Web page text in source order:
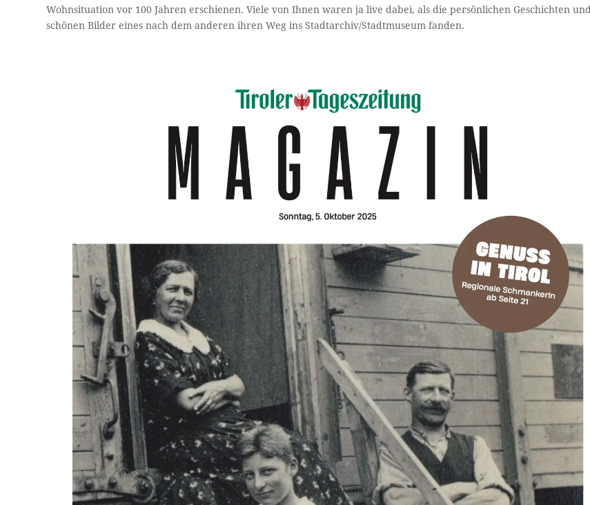
Wohnsituation vor 100 Jahren erschienen. Viele von Ihnen waren ja live dabei, als die persönlichen Geschichten und
schönen Bilder eines nach dem anderen ihren Weg ins Stadtarchiv/Stadtmuseum fanden.